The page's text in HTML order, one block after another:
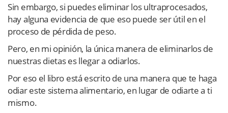
Sin embargo, si puedes eliminar los ultraprocesados,
hay alguna evidencia de que eso puede ser útil en el
proceso de pérdida de peso.
Pero, en mi opinión, la única manera de eliminarlos de
nuestras dietas es llegar a odiarlos.
Por eso el libro está escrito de una manera que te haga
odiar este sistema alimentario, en lugar de odiarte a ti
mismo.